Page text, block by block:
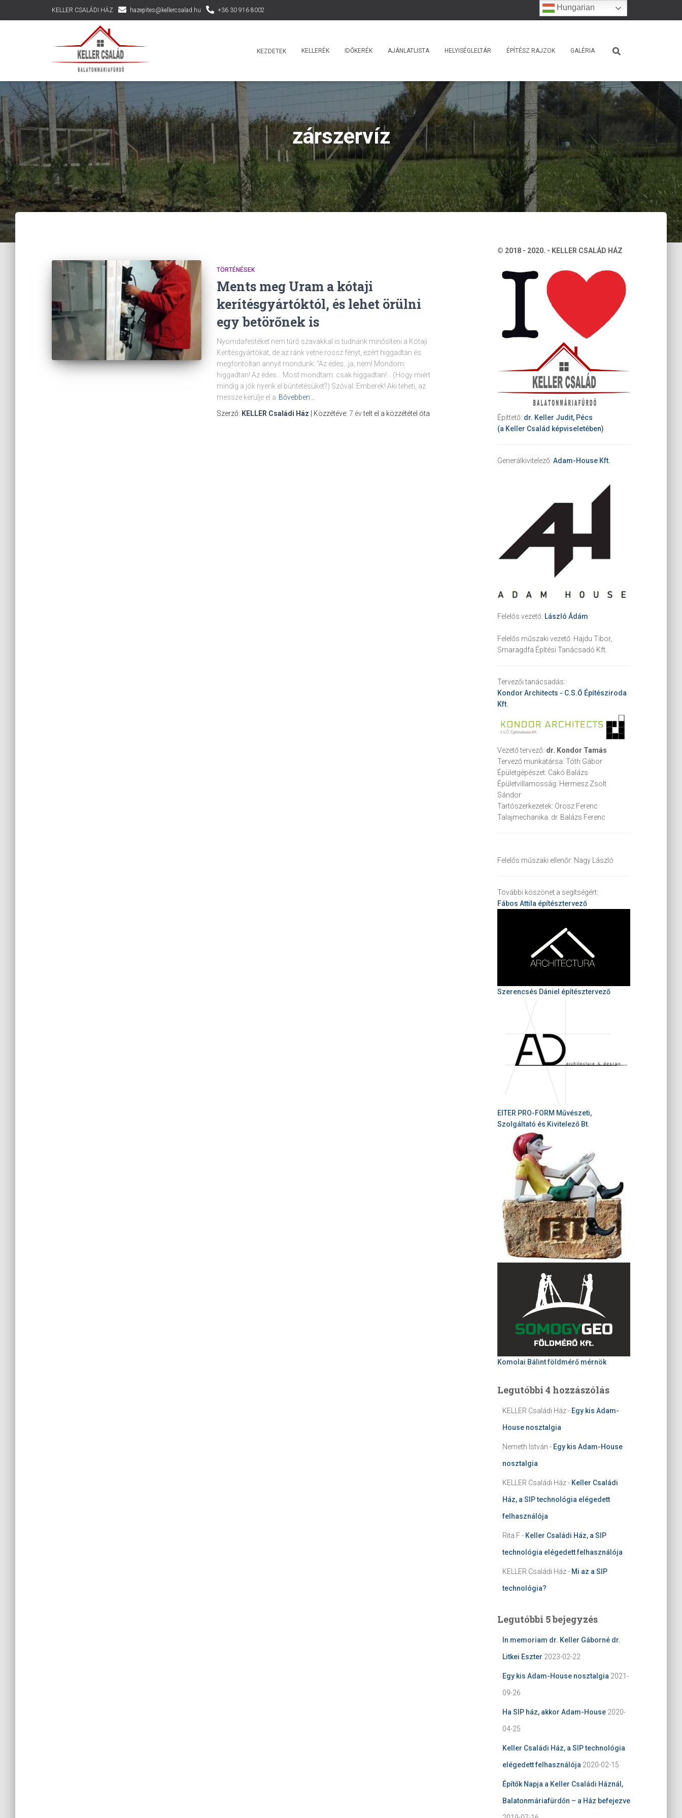
KELLER CSALÁDI HÁZ hazepites@kellercsalad.hu +36 30 916 8002
KEZDETEK KELLERÉK IDŐKERÉK AJÁNLATLISTA HELYISÉGLELTÁR ÉPÍTÉSZ RAJZOK GALÉRIA
zárszervíz
TÖRTÉNÉSEK
Ments meg Uram a kótaji
kerítésgyártóktól, és lehet örülni
egy betörőnek is
Nyomdafestéket nem tűrő szavakkal is tudnánk minősíteni a Kótaji
Kerítésgyártókat, de az ránk vetne rossz fényt, ezért higgadtan és
megfontoltan annyit mondunk: “Az édes…ja, nem! Mondom:
higgadtan! Az édes… Most mondtam: csak higgadtan!… (Hogy miért
mindig a jók nyerik el büntetésüket?) Szóval: Emberek! Aki teheti, az
messze kerülje el a Bővebben…
Szerző: KELLER Családi Ház | Közzétéve: 7 évtelt el a közzététel óta
© 2018 - 2020. - KELLER CSALÁD HÁZ
Építtető: dr. Keller Judit, Pécs
(a Keller Család képviseletében)
Generálkivitelező: Adam-House Kft.
Felelős vezető: László Ádám
Felelős műszaki vezető: Hajdu Tibor,
Smaragdfa Építési Tanácsadó Kft.
Tervezői tanácsadás:
Kondor Architects - C.S.Ő Építésziroda
Kft.
Vezető tervező: dr. Kondor Tamás
Tervező munkatársa: Tóth Gábor
Épületgépészet: Cakó Balázs
Épületvillamosság: Hermesz Zsolt
Sándor
Tartószerkezetek: Orosz Ferenc
Talajmechanika: dr. Balázs Ferenc
Felelős műszaki ellenőr: Nagy László
További köszönet a segítségért:
Fábos Attila építésztervező
Szerencsés Dániel építésztervező
EITER PRO-FORM Művészeti,
Szolgáltató és Kivitelező Bt.
Komolai Bálint földmérő mérnök
Legutóbbi 4 hozzászólás
KELLER Családi Ház- Egy kis Adam-
House nosztalgia
Nemeth István - Egy kis Adam-House
nosztalgia
KELLER Családi Ház- Keller Családi
Ház, a SIP technológia elégedett
felhasználója
Rita F- Keller Családi Ház, a SIP
technológia elégedett felhasználója
KELLER Családi Ház- Mi az a SIP
technológia?
Legutóbbi 5 bejegyzés
In memoriam dr. Keller Gáborné dr.
Litkei Eszter 2023-02-22
Egy kis Adam-House nosztalgia 2021-
09-26
Ha SIP ház, akkor Adam-House 2020-
04-25
Keller Családi Ház, a SIP technológia
elégedett felhasználója 2020-02-15
Építők Napja a Keller Családi Háznál,
Balatonmáriafürdőn – a Ház befejezve
Hungarian